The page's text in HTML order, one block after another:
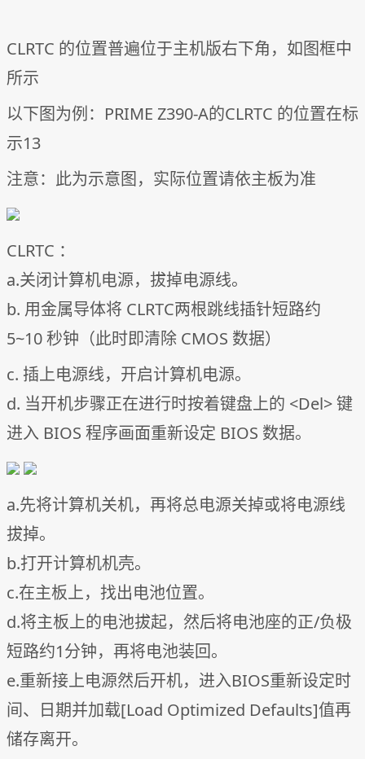
CLRTC 的位置普遍位于主机版右下角，如图框中
所示
以下图为例：PRIME Z390-A的CLRTC 的位置在标
示13
注意：此为示意图，实际位置请依主板为准
CLRTC ：
a.关闭计算机电源，拔掉电源线。
b. 用金属导体将 CLRTC两根跳线插针短路约
5~10 秒钟（此时即清除 CMOS 数据）
c. 插上电源线，开启计算机电源。
d. 当开机步骤正在进行时按着键盘上的 <Del> 键
进入 BIOS 程序画面重新设定 BIOS 数据。
a.先将计算机关机，再将总电源关掉或将电源线
拔掉。
b.打开计算机机壳。
c.在主板上，找出电池位置。
d.将主板上的电池拔起，然后将电池座的正/负极
短路约1分钟，再将电池装回。
e.重新接上电源然后开机，进入BIOS重新设定时
间、日期并加载[Load Optimized Defaults]值再
储存离开。